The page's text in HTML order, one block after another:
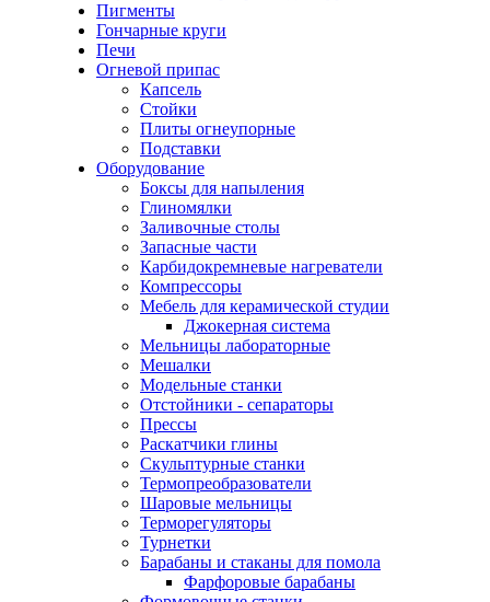
Пигменты
Гончарные круги
Печи
Огневой припас
Капсель
Стойки
Плиты огнеупорные
Подставки
Оборудование
Боксы для напыления
Глиномялки
Заливочные столы
Запасные части
Карбидокремневые нагреватели
Компрессоры
Мебель для керамической студии
Джокерная система
Мельницы лабораторные
Мешалки
Модельные станки
Отстойники - сепараторы
Прессы
Раскатчики глины
Скульптурные станки
Термопреобразователи
Шаровые мельницы
Терморегуляторы
Турнетки
Барабаны и стаканы для помола
Фарфоровые барабаны